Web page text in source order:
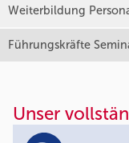
Weiterbildung
Führungskräfte
Unser